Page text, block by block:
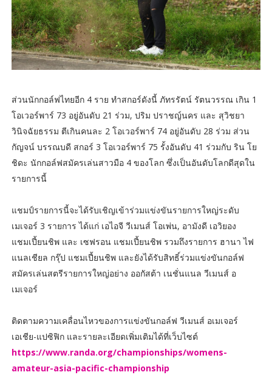
ส่วนนักกอล์ฟไทยอีก 4 ราย ทำสกอร์ดังนี้ ภัทรรัตน์ รัตนวรรณ เกิน 1
โอเวอร์พาร์ 73 อยู่อันดับ 21 ร่วม, ปริม ปราชญ์นคร และ สุวิชยา
วินิจฉัยธรรม ตีเกินคนละ 2 โอเวอร์พาร์ 74 อยู่อันดับ 28 ร่วม ส่วน
กัญจน์ บรรณบดี สกอร์ 3 โอเวอร์พาร์ 75 รั้งอันดับ 41 ร่วมกับ ริน โย
ชิดะ นักกอล์ฟสมัครเล่นสาวมือ 4 ของโลก ซึ่งเป็นอันดับโลกดีสุดใน
รายการนี้
แชมป์รายการนี้จะได้รับเชิญเข้าร่วมแข่งขันรายการใหญ่ระดับ
เมเจอร์ 3 รายการ ได้แก่ เอไอจี วีเมนส์ โอเพ่น, อามังดี เอวิยอง
แชมเปี้ยนชิพ และ เซฟรอน แชมเปี้ยนชิพ รวมถึงรายการ ฮานา ไฟ
แนลเชียล กรุ๊ป แชมเปี้ยนชิพ และยังได้รับสิทธิ์ร่วมแข่งขันกอล์ฟ
สมัครเล่นสตรีรายการใหญ่อย่าง ออกัสต้า เนชั่นแนล วีเมนส์ อ
เมเจอร์
ติดตามความเคลื่อนไหวของการแข่งขันกอล์ฟ วีเมนส์ อเมเจอร์
เอเชีย-แปซิฟิก และรายละเอียดเพิ่มเติมได้ที่เว็บไซต์
https://www.randa.org/championships/womens-
amateur-asia-pacific-championship